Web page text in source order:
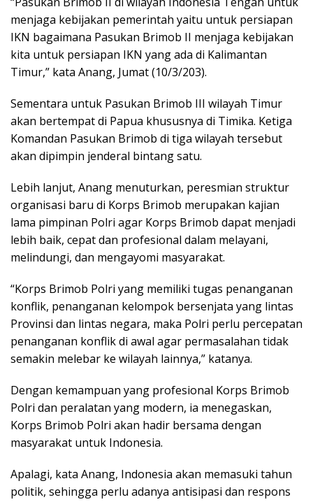
menjaga kebijakan pemerintah yaitu untuk persiapan
IKN bagaimana Pasukan Brimob II menjaga kebijakan
kita untuk persiapan IKN yang ada di Kalimantan
Timur,” kata Anang, Jumat (10/3/203).
Sementara untuk Pasukan Brimob III wilayah Timur
akan bertempat di Papua khususnya di Timika. Ketiga
Komandan Pasukan Brimob di tiga wilayah tersebut
akan dipimpin jenderal bintang satu.
Lebih lanjut, Anang menuturkan, peresmian struktur
organisasi baru di Korps Brimob merupakan kajian
lama pimpinan Polri agar Korps Brimob dapat menjadi
lebih baik, cepat dan profesional dalam melayani,
melindungi, dan mengayomi masyarakat.
“Korps Brimob Polri yang memiliki tugas penanganan
konflik, penanganan kelompok bersenjata yang lintas
Provinsi dan lintas negara, maka Polri perlu percepatan
penanganan konflik di awal agar permasalahan tidak
semakin melebar ke wilayah lainnya,” katanya.
Dengan kemampuan yang profesional Korps Brimob
Polri dan peralatan yang modern, ia menegaskan,
Korps Brimob Polri akan hadir bersama dengan
masyarakat untuk Indonesia.
Apalagi, kata Anang, Indonesia akan memasuki tahun
politik, sehingga perlu adanya antisipasi dan respons